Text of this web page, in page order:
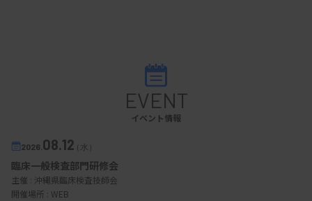
EVENT
イベント情報
2026. 08.12（水）
臨床一般検査部門研修会
主催 : 沖縄県臨床検査技師会
開催場所 : WEB